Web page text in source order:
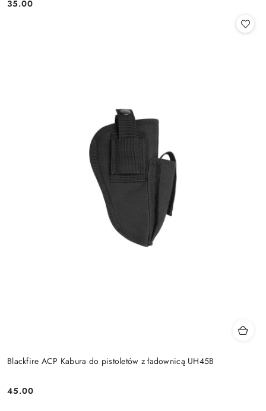
Cena:
35.00
Blackfire ACP Kabura do pistoletów z ładownicą UH45B
Cena:
45.00